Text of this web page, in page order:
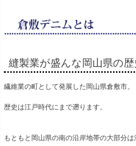
縫製業が盛んな岡山県の歴
繊維業の町として発展した岡山県倉敷市。
歴史は江戸時代にまで遡ります。
もともと岡山県の南の沿岸地帯の大部分は